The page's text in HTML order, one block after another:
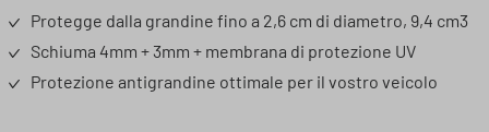
Protegge dalla grandine fino a 2,6 cm di diametro, 9,4 cm3
Schiuma 4mm + 3mm + membrana di protezione UV
Protezione antigrandine ottimale per il vostro veicolo